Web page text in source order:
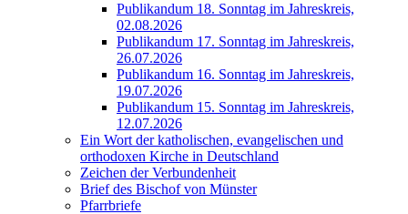
Publikandum 18. Sonntag im Jahreskreis,
02.08.2026
Publikandum 17. Sonntag im Jahreskreis,
26.07.2026
Publikandum 16. Sonntag im Jahreskreis,
19.07.2026
Publikandum 15. Sonntag im Jahreskreis,
12.07.2026
Ein Wort der katholischen, evangelischen und
orthodoxen Kirche in Deutschland
Zeichen der Verbundenheit
Brief des Bischof von Münster
Pfarrbriefe